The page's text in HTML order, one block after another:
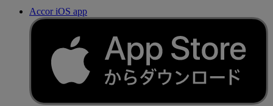
Accor iOS app